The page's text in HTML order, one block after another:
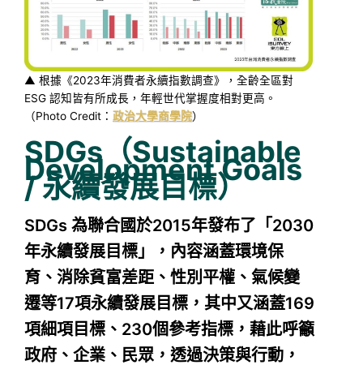
▲ 根據《2023年消費者永續指數調查》，全齡全區對
ESG 認知皆有所成長，年輕世代掌握度相對更高。
（Photo Credit： 政治大學商學院）
SDGs（Sustainable
Development Goals
/ 永續發展目標）
SDGs 為聯合國於2015年發布了「2030
年永續發展目標」，內容涵蓋環境保
育、消除貧富差距、性別平權、氣候變
遷等17項永續發展目標，其中又涵蓋169
項細項目標、230個參考指標，藉此呼籲
政府、企業、民眾，透過決策與行動，